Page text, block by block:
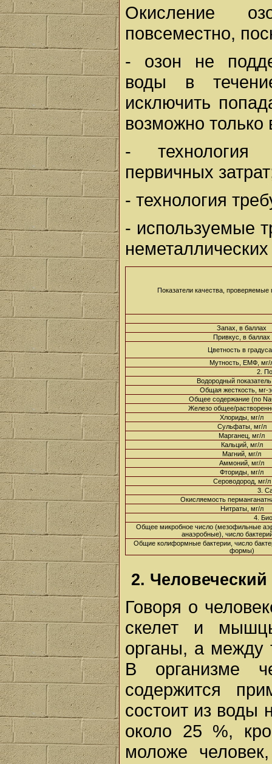
Окисление
повсеместно,
- озон не
воды в
исключить
возможно только
- технология
первичных
- технология
- используемые
Показатели качества, проверяемые
Запах, в баллах
Привкус, в баллах
Цветность в
Мутность, ЕМФ, мг/
2.
Водородный
Общая жесткость, мг-
Общее содержание (по
Железо общее/
Хлориды, мг/л
Сульфаты, мг/л
Марганец, мг/л
Кальций, мг/л
Магний, мг/л
Аммоний, мг/л
Фториды, мг/л
Сероводород, мг/л
3.
Окисляемость
Нитраты, мг/л
4.
Общее микробное число (мезофильные
анаэробные), число
Общие колиформные бактерии, число
формы)
2.
Говоря о
скелет и
органы, а между
В организме
содержится
состоит из воды
около 25 %,
моложе